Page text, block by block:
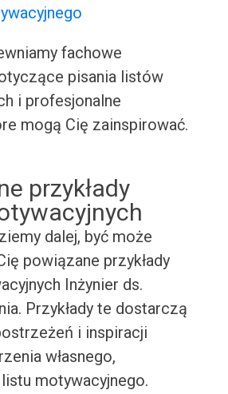
fachowe
pisania listów
i profesjonalne
mogą Cię zainspirować.
przykłady
dalej, być może
powiązane przykłady
Inżynier ds.
Przykłady te dostarczą
i inspiracji
własnego,
motywacyjnego.